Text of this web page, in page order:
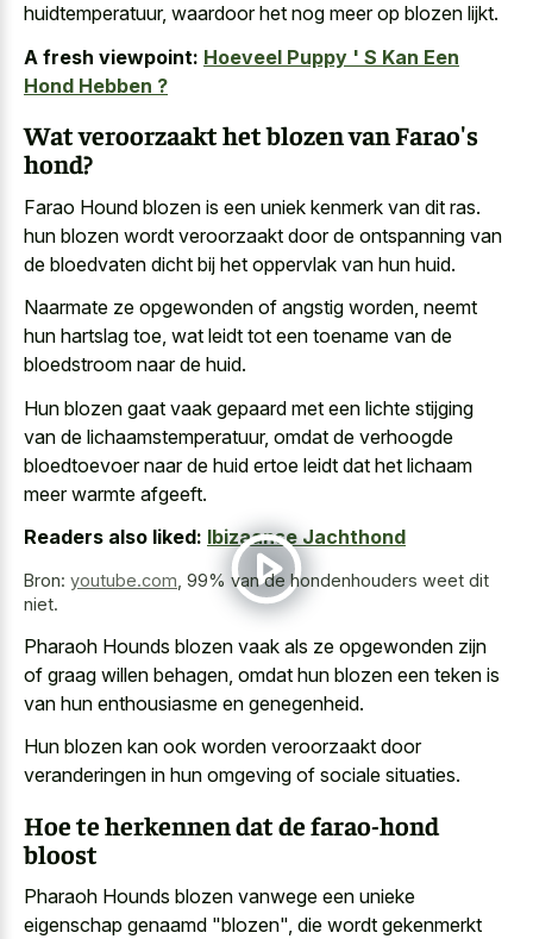
huidtemperatuur, waardoor het nog meer op blozen lijkt.
A fresh viewpoint: Hoeveel Puppy ' S Kan Een
Hond Hebben ?
Wat veroorzaakt het blozen van Farao's
hond?
Farao Hound blozen is een uniek kenmerk van dit ras.
hun blozen wordt veroorzaakt door de ontspanning van
de bloedvaten dicht bij het oppervlak van hun huid.
Naarmate ze opgewonden of angstig worden, neemt
hun hartslag toe, wat leidt tot een toename van de
bloedstroom naar de huid.
Hun blozen gaat vaak gepaard met een lichte stijging
van de lichaamstemperatuur, omdat de verhoogde
bloedtoevoer naar de huid ertoe leidt dat het lichaam
meer warmte afgeeft.
Readers also liked: Ibizaanse Jachthond
Bron: youtube.com 99% van de hondenhouders weet dit
niet.
Pharaoh Hounds blozen vaak als ze opgewonden zijn
of graag willen behagen, omdat hun blozen een teken is
van hun enthousiasme en genegenheid.
Hun blozen kan ook worden veroorzaakt door
veranderingen in hun omgeving of sociale situaties.
Hoe te herkennen dat de farao-hond
bloost
Pharaoh Hounds blozen vanwege een unieke
eigenschap genaamd "blozen", die wordt gekenmerkt